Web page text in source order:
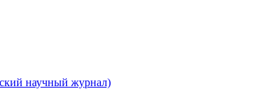
научный журнал)